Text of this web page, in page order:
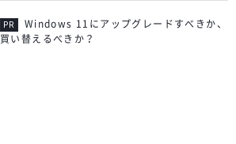
Windows 11にアップグレードすべきか、
買い替えるべきか？